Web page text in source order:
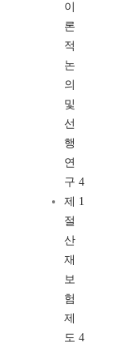
이
론
적
논
의
및
선
행
연
구 4
제 1
절
산
재
보
험
제
도 4